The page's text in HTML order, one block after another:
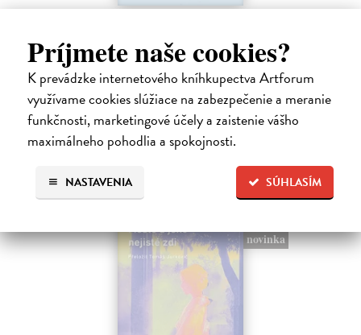
Príjmete naše cookies?
K prevádzke internetového kníhkupectva Artforum
využívame cookies slúžiace na zabezpečenie a meranie
funkčnosti, marketingové účely a zaistenie vášho
maximálneho pohodlia a spokojnosti.
SÚHLASÍM
NASTAVENIA
Mercier Pascal
| Kniha
Pascal Mercier bol vždy majstrom filozofického rozprávania. Romány
Nočný vlak do Lisabonu či Váha slov podnietili milióny čitateľov k
zamysleniu sa nad veľkými témami, ako sú identita, sloboda, čas či…
Na sklade
12,30 €
novinka